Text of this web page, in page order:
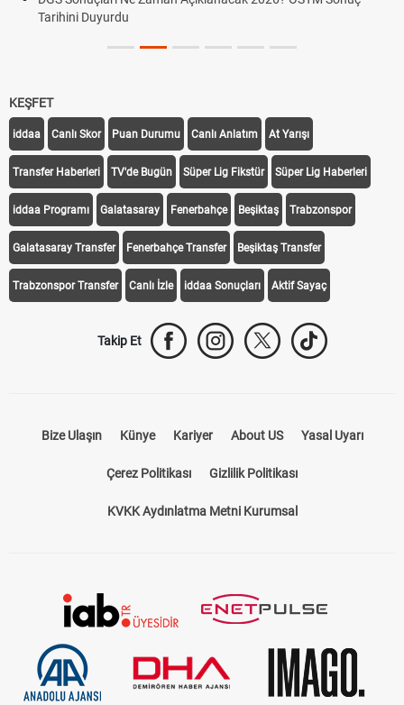
Tarihini Duyurdu
KEŞFET
iddaa Canlı Skor Puan Durumu Canlı Anlatım At Yarışı
Transfer Haberleri TV'de Bugün Süper Lig Fikstür Süper Lig Haberleri
iddaa Programı Galatasaray Fenerbahçe Beşiktaş Trabzonspor
Galatasaray Transfer Fenerbahçe Transfer Beşiktaş Transfer
Trabzonspor Transfer Canlı İzle iddaa Sonuçları Aktif Sayaç
Takip Et
Bize Ulaşın Künye Kariyer About US Yasal Uyarı
Çerez Politikası Gizlilik Politikası
KVKK Aydınlatma Metni Kurumsal